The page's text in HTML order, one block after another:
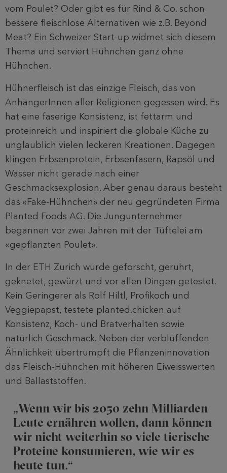
vom Poulet? Oder gibt es für Rind & Co. schon
bessere fleischlose Alternativen wie z.B. Beyond
Meat? Ein Schweizer Start-up widmet sich diesem
Thema und serviert Hühnchen ganz ohne
Hühnchen.
Hühnerfleisch ist das einzige Fleisch, das von
AnhängerInnen aller Religionen gegessen wird. Es
hat eine faserige Konsistenz, ist fettarm und
proteinreich und inspiriert die globale Küche zu
unglaublich vielen leckeren Kreationen. Dagegen
klingen Erbsenprotein, Erbsenfasern, Rapsöl und
Wasser nicht gerade nach einer
Geschmacksexplosion. Aber genau daraus besteht
das «Fake-Hühnchen» der neu gegründeten Firma
Planted Foods AG. Die Jungunternehmer
begannen vor zwei Jahren mit der Tüftelei am
«gepflanzten Poulet».
In der ETH Zürich wurde geforscht, gerührt,
geknetet, gewürzt und vor allen Dingen getestet.
Kein Geringerer als Rolf Hiltl, Profikoch und
Veggiepapst, testete planted.chicken auf
Konsistenz, Koch- und Bratverhalten sowie
natürlich Geschmack. Neben der verblüffenden
Ähnlichkeit übertrumpft die Pflanzeninnovation
das Fleisch-Hühnchen mit höheren Eiweisswerten
und Ballaststoffen.
„Wenn wir bis 2050 zehn Milliarden
Leute ernähren wollen, dann können
wir nicht weiterhin so viele tierische
Proteine konsumieren, wie wir es
heute tun.“